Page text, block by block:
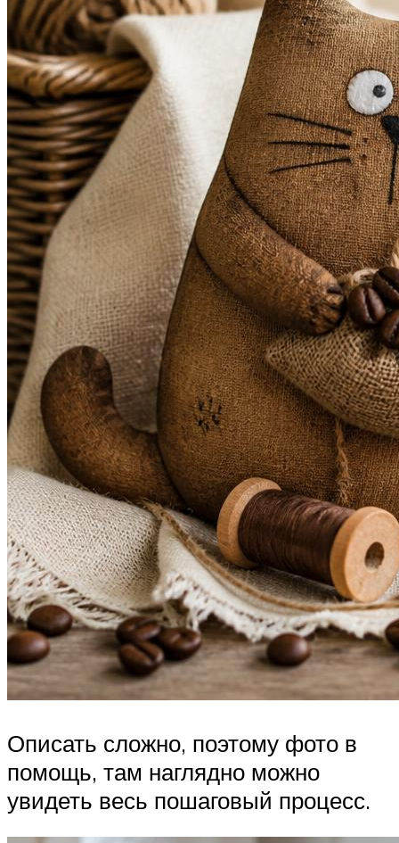
Описать сложно, поэтому фото в
помощь, там наглядно можно
увидеть весь пошаговый процесс.